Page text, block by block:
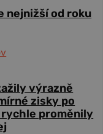
nejnižší od roku
výrazně
zisky po
proměnily